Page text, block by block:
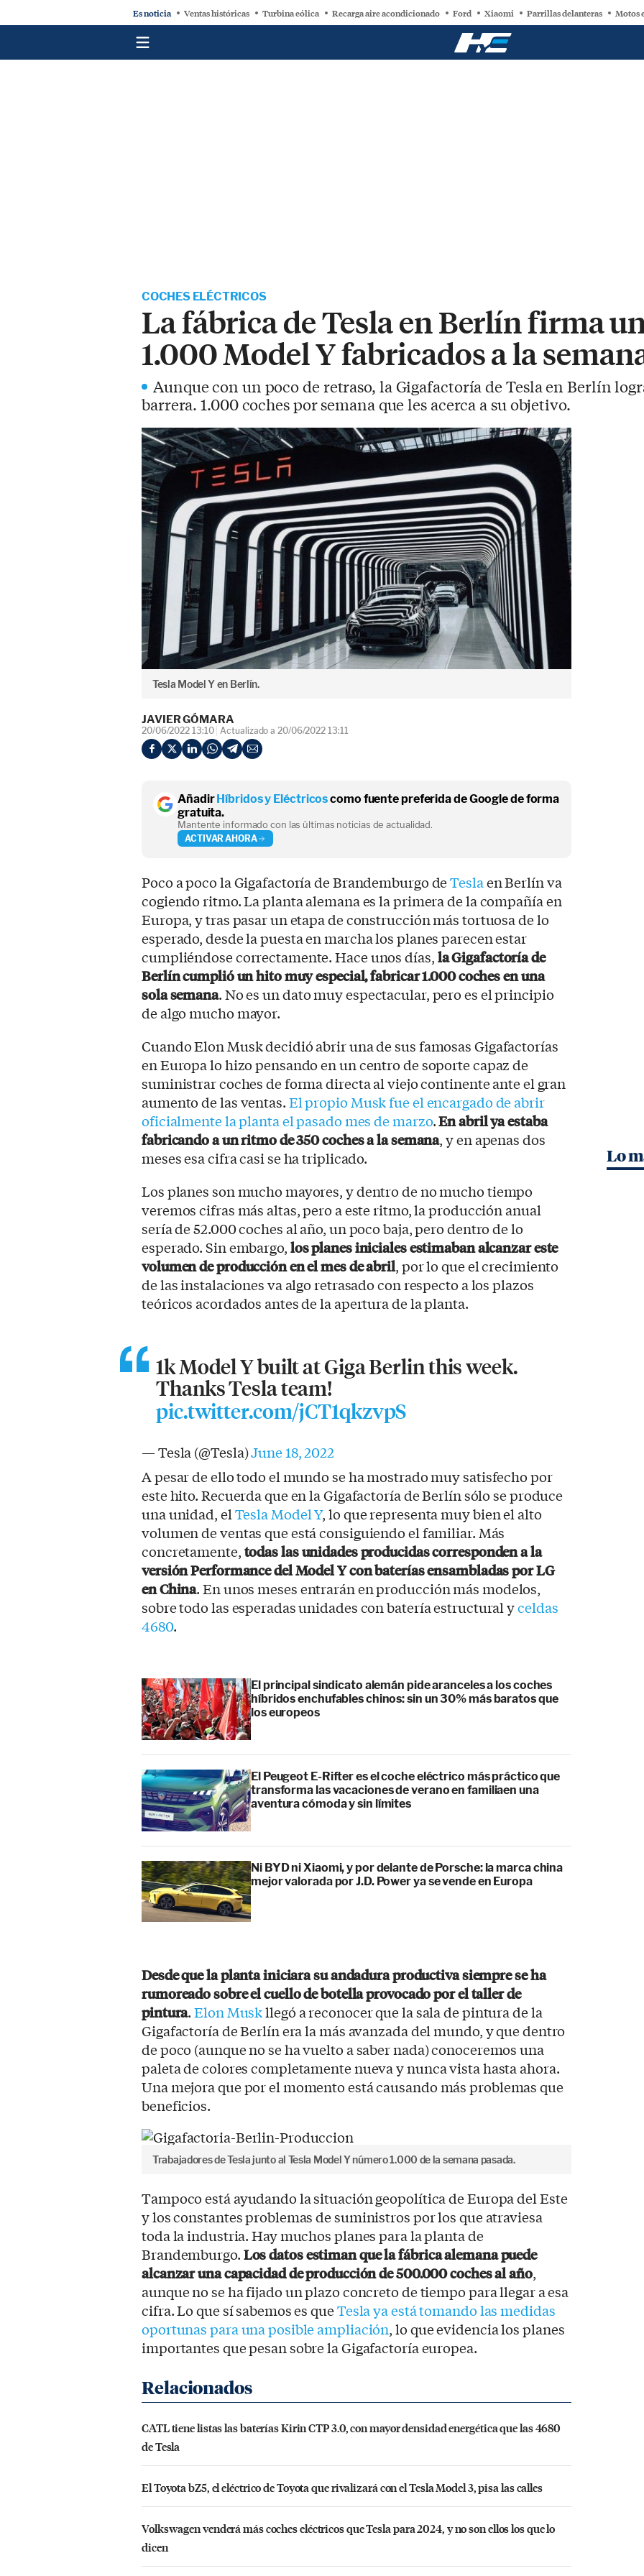
Es noticia Ventas históricas Turbina eólica Recarga aire acondicionado Ford Xiaomi Parrillas delanteras Motos
COCHES ELÉCTRICOS
La fábrica de Tesla en Berlín firma
1.000 Model Y fabricados a la
Aunque con un poco de retraso, la Gigafactoría de Tesla en Berlín
barrera. 1.000 coches por semana que les acerca a su objetivo.
Tesla Model Y en Berlín.
JAVIER GÓMARA
20/06/2022 13:10 Actualizado a 20/06/2022 13:11
AñadirHíbridos y Eléctricoscomo fuente preferida de Google de forma
gratuita.
Mantente informado con las últimas noticias de actualidad.
ACTIVAR AHORA
Poco a poco la Gigafactoría de Brandemburgo deTeslaen Berlín va
cogiendo ritmo. La planta alemana es la primera de la compañía en
Europa, y tras pasar un etapa de construcción más tortuosa de lo
esperado, desde la puesta en marcha los planes parecen estar
cumpliéndose correctamente. Hace unos días,la Gigafactoría de
Berlín cumplió un hito muy especial, fabricar 1.000 coches en una
sola semana. No es un dato muy espectacular, pero es el principio
de algo mucho mayor.
Cuando Elon Musk decidió abrir una de sus famosas Gigafactorías
en Europa lo hizo pensando en un centro de soporte capaz de
suministrar coches de forma directa al viejo continente ante el gran
aumento de las ventas.El propio Musk fue el encargado de abrir
oficialmente la planta el pasado mes de marzo.En abril ya estaba
fabricando a un ritmo de 350 coches a la semana, y en apenas dos
meses esa cifra casi se ha triplicado.
Los planes son mucho mayores, y dentro de no mucho tiempo
veremos cifras más altas, pero a este ritmo, la producción anual
sería de 52.000 coches al año, un poco baja, pero dentro de lo
esperado. Sin embargo,los planes iniciales estimaban alcanzar este
volumen de producción en el mes de abril, por lo que el crecimiento
de las instalaciones va algo retrasado con respecto a los plazos
teóricos acordados antes de la apertura de la planta.
1k Model Y built at Giga Berlin this week.
Thanks Tesla team!
pic.twitter.com/jCT1qkzvpS
— Tesla (@Tesla)June 18, 2022
A pesar de ello todo el mundo se ha mostrado muy satisfecho por
este hito. Recuerda que en la Gigafactoría de Berlín sólo se produce
una unidad, elTesla Model Y, lo que representa muy bien el alto
volumen de ventas que está consiguiendo el familiar. Más
concretamente,todas las unidades producidas corresponden a la
versión Performance del Model Y con baterías ensambladas por LG
en China. En unos meses entrarán en producción más modelos,
sobre todo las esperadas unidades con batería estructural yceldas
4680.
El principal sindicato alemán pide aranceles a los coches
híbridos enchufables chinos: sin un 30% más baratos que
los europeos
El Peugeot E-Rifter es el coche eléctrico más práctico que
transforma las vacaciones de verano en familiaen una
aventura cómoda y sin límites
Ni BYD ni Xiaomi, y por delante de Porsche: la marca china
mejor valorada por J.D. Power ya se vende en Europa
Desde que la planta iniciara su andadura productiva siempre se ha
rumoreado sobre el cuello de botella provocado por el taller de
pintura.Elon Muskllegó a reconocer que la sala de pintura de la
Gigafactoría de Berlín era la más avanzada del mundo, y que dentro
de poco (aunque no se ha vuelto a saber nada) conoceremos una
paleta de colores completamente nueva y nunca vista hasta ahora.
Una mejora que por el momento está causando más problemas que
beneficios.
Trabajadores de Tesla junto al Tesla Model Y número 1.000 de la semana pasada.
Tampoco está ayudando la situación geopolítica de Europa del Este
y los constantes problemas de suministros por los que atraviesa
toda la industria. Hay muchos planes para la planta de
Brandemburgo.Los datos estiman que la fábrica alemana puede
alcanzar una capacidad de producción de 500.000 coches al año,
aunque no se ha fijado un plazo concreto de tiempo para llegar a esa
cifra. Lo que sí sabemos es queTesla ya está tomando las medidas
oportunas para una posible ampliación, lo que evidencia los planes
importantes que pesan sobre la Gigafactoría europea.
CATL tiene listas las baterías Kirin CTP 3.0, con mayor densidad energética que las 4680
de Tesla
El Toyota bZ5, el eléctrico de Toyota que rivalizará con el Tesla Model 3, pisa las calles
Volkswagen venderá más coches eléctricos que Tesla para 2024, y no son ellos los que lo
dicen
Lo